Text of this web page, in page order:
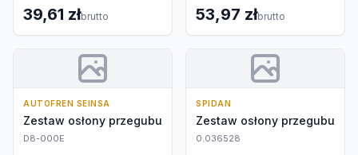
39,61 złbrutto 53,97 złbrutto
AUTOFREN SEINSA
Zestaw osłony przegubu
D8-000E
SPIDAN
Zestaw osłony przegubu
0.036528